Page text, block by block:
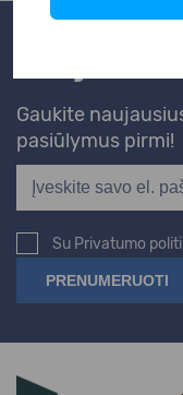
Gaukite
pasiūlymus pirmi!
Su Privatumo